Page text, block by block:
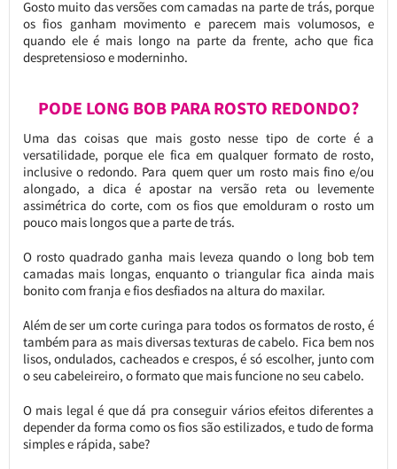
Gosto muito das versões com camadas na parte de trás, porque
os fios ganham movimento e parecem mais volumosos, e
quando ele é mais longo na parte da frente, acho que fica
despretensioso e moderninho.
PODE LONG BOB PARA ROSTO REDONDO?
Uma das coisas que mais gosto nesse tipo de corte é a
versatilidade, porque ele fica em qualquer formato de rosto,
inclusive o redondo. Para quem quer um rosto mais fino e/ou
alongado, a dica é apostar na versão reta ou levemente
assimétrica do corte, com os fios que emolduram o rosto um
pouco mais longos que a parte de trás.
O rosto quadrado ganha mais leveza quando o long bob tem
camadas mais longas, enquanto o triangular fica ainda mais
bonito com franja e fios desfiados na altura do maxilar.
Além de ser um corte curinga para todos os formatos de rosto, é
também para as mais diversas texturas de cabelo. Fica bem nos
lisos, ondulados, cacheados e crespos, é só escolher, junto com
o seu cabeleireiro, o formato que mais funcione no seu cabelo.
O mais legal é que dá pra conseguir vários efeitos diferentes a
depender da forma como os fios são estilizados, e tudo de forma
simples e rápida, sabe?